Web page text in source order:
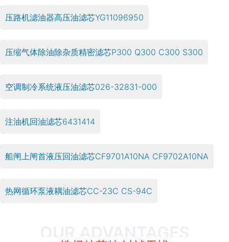
压路机滤油器高压油滤芯YG11096950
压缩气体除油除杂质精密滤芯P300 Q300 C300 S300
空调制冷系统液压油滤芯026-32831-000
注油机回油滤芯6431414
船闸上闸首液压回油滤芯CF9701A10NA CF9702A10NA
热网循环泵液耦油滤芯CC-23C CS-94C